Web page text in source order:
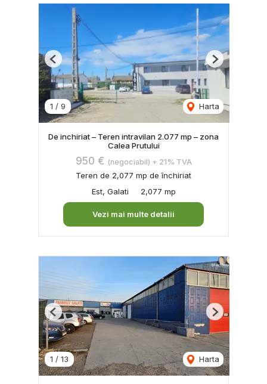
1 / 9 Harta
Previous Next
De inchiriat – Teren intravilan 2.077 mp – zona
Calea Prutului
950 € (negociabil) + 21% TVA
Teren de 2,077 mp de închiriat
Est, Galati
2,077 mp
Vezi mai multe detalii
1 / 13 Harta
Previous Next